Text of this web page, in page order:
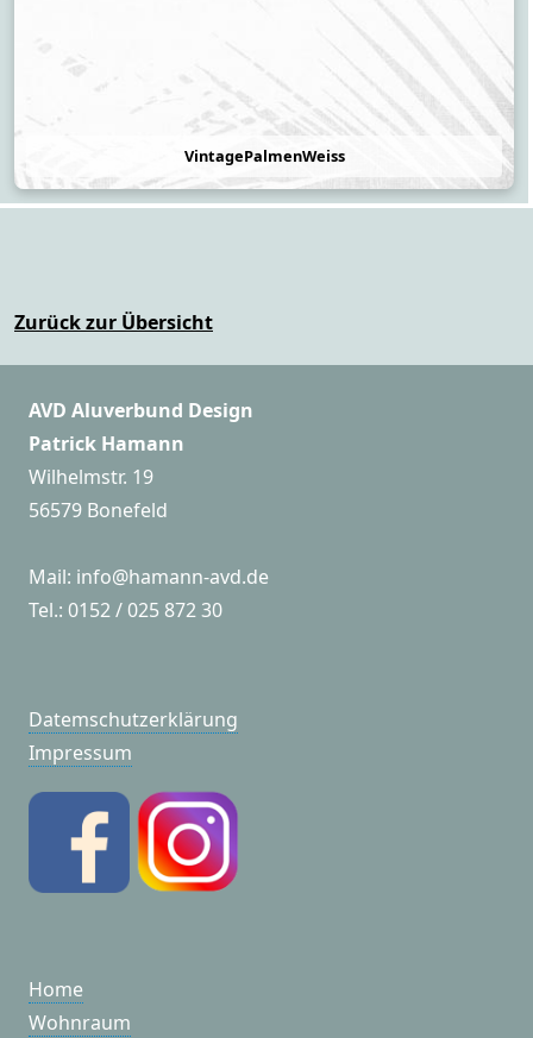
VintagePalmenWeiss
Zurück zur Übersicht
AVD Aluverbund Design
Patrick Hamann
Wilhelmstr. 19
56579 Bonefeld
Mail: info@hamann-avd.de
Tel.: 0152 / 025 872 30
Datemschutzerklärung
Impressum
Home
Wohnraum